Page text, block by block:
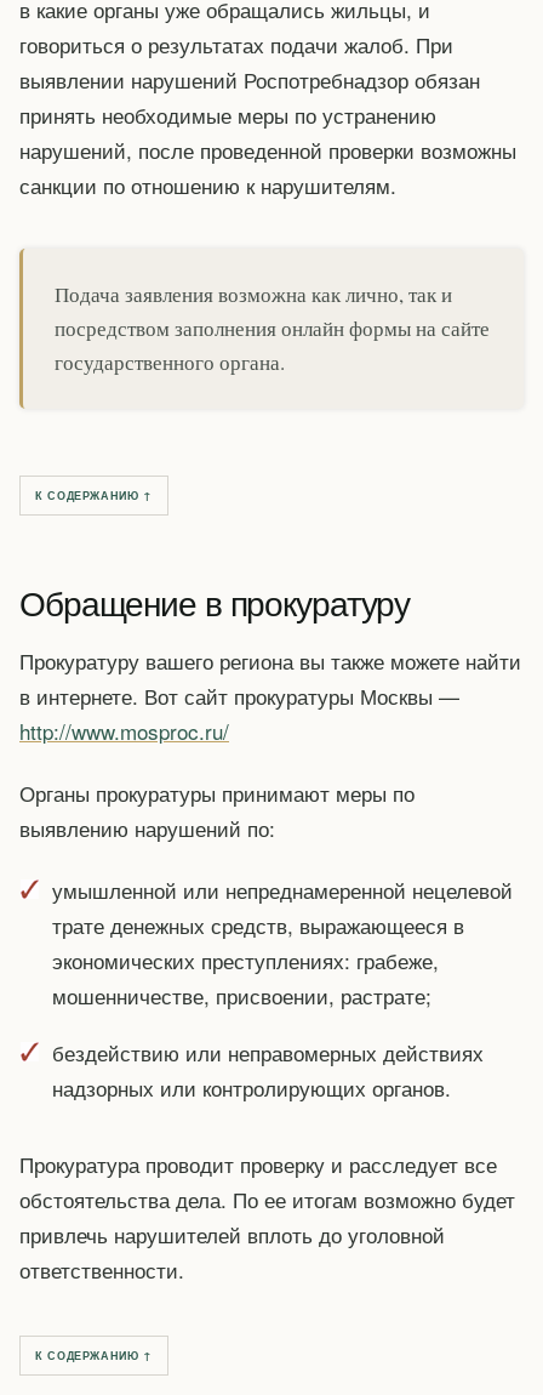
в какие органы уже обращались жильцы, и
говориться о результатах подачи жалоб. При
выявлении нарушений Роспотребнадзор обязан
принять необходимые меры по устранению
нарушений, после проведенной проверки возможны
санкции по отношению к нарушителям.
Подача заявления возможна как лично, так и
посредством заполнения онлайн формы на сайте
государственного органа.
К СОДЕРЖАНИЮ ↑
Обращение в прокуратуру
Прокуратуру вашего региона вы также можете найти
в интернете. Вот сайт прокуратуры Москвы —
http://www.mosproc.ru/
Органы прокуратуры принимают меры по
выявлению нарушений по:
умышленной или непреднамеренной нецелевой
трате денежных средств, выражающееся в
экономических преступлениях: грабеже,
мошенничестве, присвоении, растрате;
бездействию или неправомерных действиях
надзорных или контролирующих органов.
Прокуратура проводит проверку и расследует все
обстоятельства дела. По ее итогам возможно будет
привлечь нарушителей вплоть до уголовной
ответственности.
К СОДЕРЖАНИЮ ↑